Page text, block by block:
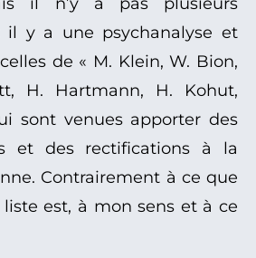
il n’y a pas plusieurs
il y a une psychanalyse et
de « M. Klein, W. Bion,
H. Hartmann, H. Kohut,
sont venues apporter des
et des rectifications à la
Contrairement à ce que
liste est, à mon sens et à ce